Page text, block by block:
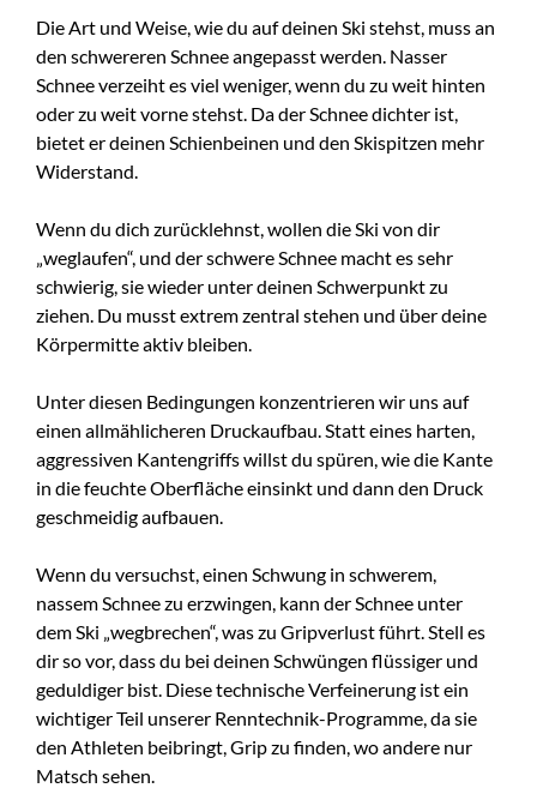
Die Art und Weise, wie du auf deinen Ski stehst, muss an
den schwereren Schnee angepasst werden. Nasser
Schnee verzeiht es viel weniger, wenn du zu weit hinten
oder zu weit vorne stehst. Da der Schnee dichter ist,
bietet er deinen Schienbeinen und den Skispitzen mehr
Widerstand.
Wenn du dich zurücklehnst, wollen die Ski von dir
„weglaufen“, und der schwere Schnee macht es sehr
schwierig, sie wieder unter deinen Schwerpunkt zu
ziehen. Du musst extrem zentral stehen und über deine
Körpermitte aktiv bleiben.
Unter diesen Bedingungen konzentrieren wir uns auf
einen allmählicheren Druckaufbau. Statt eines harten,
aggressiven Kantengriffs willst du spüren, wie die Kante
in die feuchte Oberfläche einsinkt und dann den Druck
geschmeidig aufbauen.
Wenn du versuchst, einen Schwung in schwerem,
nassem Schnee zu erzwingen, kann der Schnee unter
dem Ski „wegbrechen“, was zu Gripverlust führt. Stell es
dir so vor, dass du bei deinen Schwüngen flüssiger und
geduldiger bist. Diese technische Verfeinerung ist ein
wichtiger Teil unserer Renntechnik-Programme, da sie
den Athleten beibringt, Grip zu finden, wo andere nur
Matsch sehen.